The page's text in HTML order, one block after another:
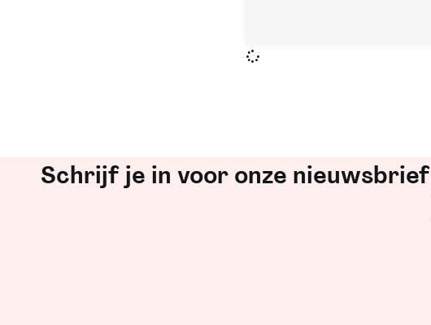
Schrijf je in voor onze nieuwsbrief